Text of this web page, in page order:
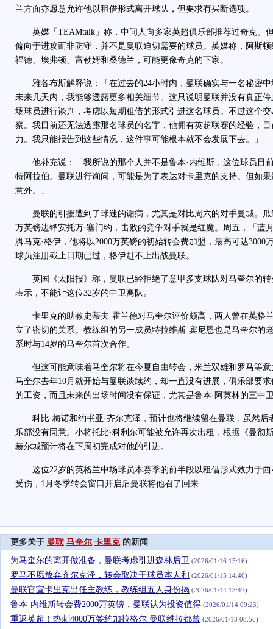
兰方面亦愿意允许他以租借形式离开球队，但要求有买断选项。
英媒「TEAMtalk」称，中间人向多家英超俱乐部推荐过奇克。
偏向于进攻而非防守，并不是曼联迫切需要的球员。英媒称，阿斯
福德、埃弗顿、富勒姆和桑德兰，可能更像奇克的下家。
雅各布斯解释说：「在过去的24小时内，曼联确实与一名秘密中
未来几天内，我能够透露更多相关细节。这只说明曼联并没有真正
场球员进行谈判，考虑以短期租借的形式引进这名球员。不过这个
察。我目前还无法透露那名球员的名字，他拥有英超联赛的经验，
力。我只能报告到这些情况，这件事可能根本就不会发展下去。」
他补充说：「我所说的那个人并不是鲁本·内维斯，这位球员目
特阿拉伯。曼联进行询问，可能是为了表达对卡里克的支持。但如
意外。」
曼联的引援遭到了球迷的诟病，尤其是对比周六的对手曼城。瓜
万英镑边锋安托万·塞门约，击败的竞争对手就是红魔。周五，「蓝
脚马克·格伊，他将以2000万英镑的初始转会费加盟，最高可达3000
球员注册截止日期已过，格伊赶不上出战曼联。
英国《太阳报》称，曼联已经拒绝了意甲多支球队对马奎尔的转
表示，不能让这位32岁的中卫离队。
卡里克的助教史蒂夫·霍兰德对马奎尔评价颇高，两人曾在英格
立了密切的关系。教练组的另一成员特拉维斯·宾尼恩也是马奎尔的
系时与14岁的马奎尔首次合作。
但这可能意味着马奎尔将在今夏自由转会，米兰双雄和罗马等意
马奎尔去年10月就开始与曼联谈续约，却一直没有进展，俱乐部要
的工资，而且未来的出场时间没有保证，尤其是鲁本·阿莫林的三中
科比·梅诺和约书亚·齐尔克泽，预计也将继续留在曼联，虽然后
乐部没有同意。小将托比·科利尔可能被允许再次出租，根据《曼彻
赫尔城预计将在下周初完成对他的引进。
这位22岁的英格兰中场球员本赛季的前半段以租借形式效力于西
受伤，1月冬季转会窗口开启后曼联将他召了回来
更多关于 曼联 马奎尔 卡里克的新闻
为马奎尔的离开做准备，曼联考虑引进森林后卫 (2026/01/16 15:16)
罗马不愿放弃齐尔克泽，转会取决于球员本人和 (2026/01/15 14:40)
曼联官宣卡里克出任主教练，教练组五人身份揭 (2026/01/14 13:47)
鲁本-内维斯转会费2000万英镑，曼联认为投资值得 (2026/01/14 09:23)
重返英超！热刺4000万签约加拉格尔 曼联维拉都曾 (2026/01/13 08:56)